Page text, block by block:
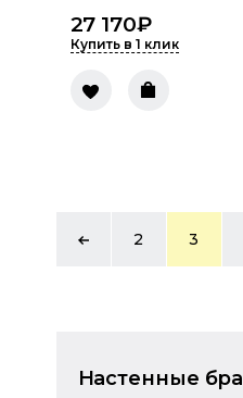
27 170₽
Купить в 1 клик
2 3
Настенные бра